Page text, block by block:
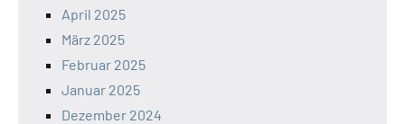
April 2025
März 2025
Februar 2025
Januar 2025
Dezember 2024